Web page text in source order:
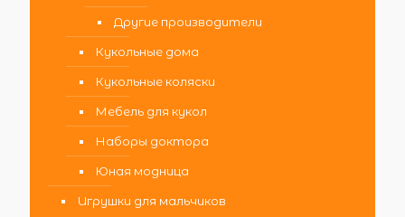
Другие производители
Кукольные дома
Кукольные коляски
Мебель для кукол
Наборы доктора
Юная модница
Игрушки для мальчиков